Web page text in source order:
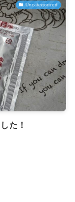
Uncategorized
た！